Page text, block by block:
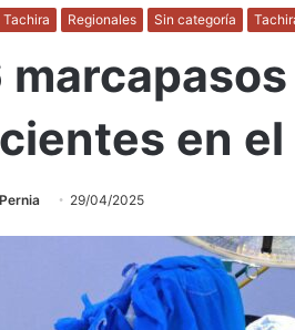
Regionales Sin categoría
en el
29/04/2025